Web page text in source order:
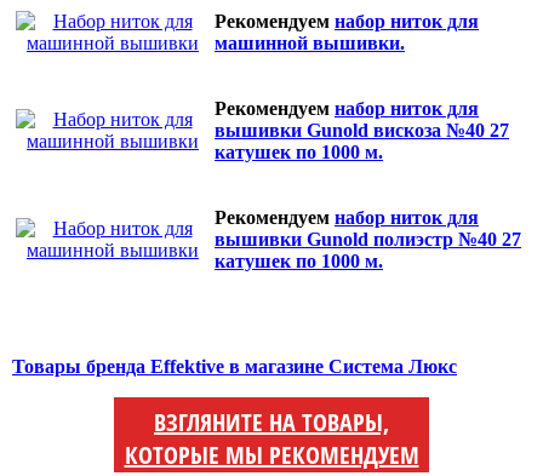
Рекомендуем набор ниток для
машинной вышивки.
Рекомендуем набор ниток для
вышивки Gunold вискоза №40 27
катушек по 1000 м.
Рекомендуем набор ниток для
вышивки Gunold полиэстр №40 27
катушек по 1000 м.
Товары бренда Effektive в магазине Система Люкс
ВЗГЛЯНИТЕ НА ТОВАРЫ,
КОТОРЫЕ МЫ РЕКОМЕНДУЕМ